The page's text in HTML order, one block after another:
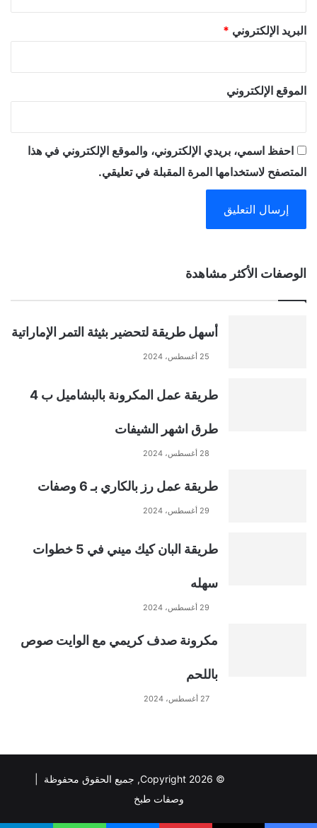
البريد الإلكتروني *
الموقع الإلكتروني
احفظ اسمي، بريدي الإلكتروني، والموقع الإلكتروني في هذا
المتصفح لاستخدامها المرة المقبلة في تعليقي.
lالوصفات الأكثر مشاهدة
أسهل طريقة لتحضير بثيثة التمر الإماراتية
25 أغسطس، 2024
طريقة عمل المكرونة بالبشاميل ب 4
طرق اشهر الشيفات
28 أغسطس، 2024
طريقة عمل رز بالكاري بـ 6 وصفات
29 أغسطس، 2024
طريقة البان كيك ميني في 5 خطوات
سهله
29 أغسطس، 2024
مكرونة صدف كريمي مع الوايت صوص
باللحم
27 أغسطس، 2024
© Copyright 2026, جميع الحقوق محفوظة |
وصفات طبخ